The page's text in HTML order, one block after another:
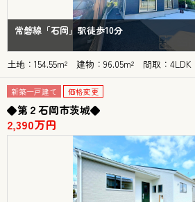
常磐線「石岡」駅徒歩10分
土地：154.55m² 建物：96.05m² 間取：4LDK
新築一戸建て 価格変更
◆第２石岡市茨城◆
2,390万円